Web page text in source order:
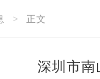
> 正文
深圳市